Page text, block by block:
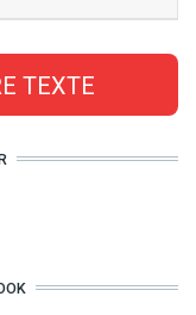
TEXTE